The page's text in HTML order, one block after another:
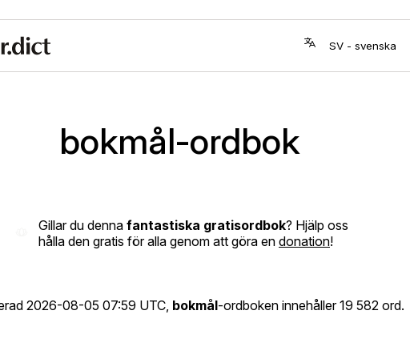
bokmål-ordbok
Gillar du denna fantastiska gratisordbok? Hjälp oss
hålla den gratis för alla genom att göra en donation!
2026-08-05 07:59 UTC, bokmål-ordboken innehåller 19 582 ord.